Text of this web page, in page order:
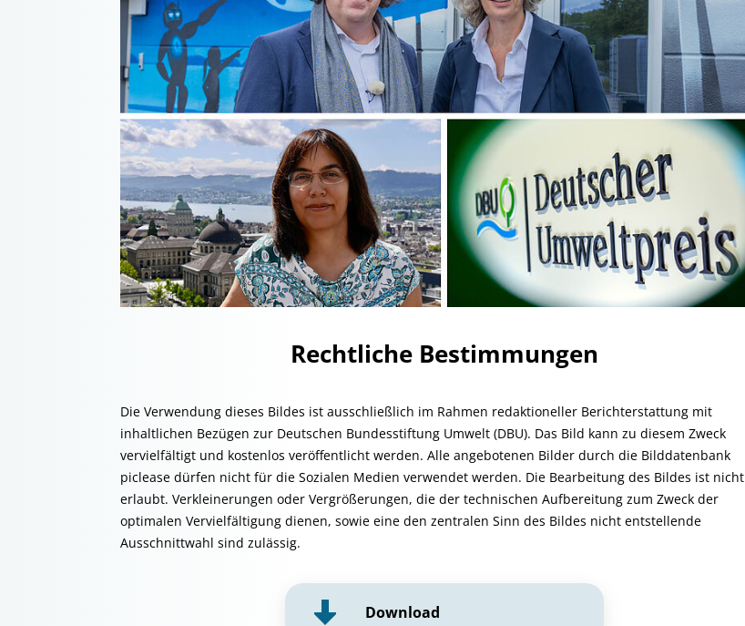
Rechtliche Bestimmungen
Die Verwendung dieses Bildes ist ausschließlich im Rahmen redaktioneller Berichterstattung mit
inhaltlichen Bezügen zur Deutschen Bundesstiftung Umwelt (DBU). Das Bild kann zu diesem Zweck
vervielfältigt und kostenlos veröffentlicht werden. Alle angebotenen Bilder durch die Bilddatenbank
piclease dürfen nicht für die Sozialen Medien verwendet werden. Die Bearbeitung des Bildes ist nicht
erlaubt. Verkleinerungen oder Vergrößerungen, die der technischen Aufbereitung zum Zweck der
optimalen Vervielfältigung dienen, sowie eine den zentralen Sinn des Bildes nicht entstellende
Ausschnittwahl sind zulässig.
Download